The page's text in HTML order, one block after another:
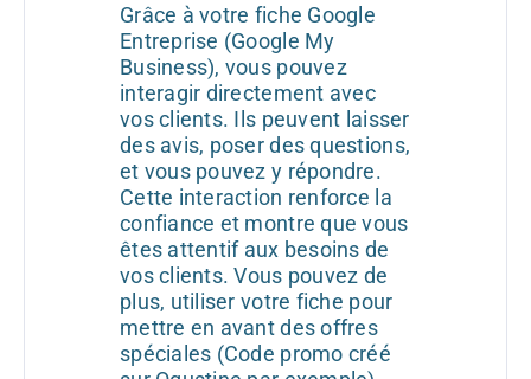
Grâce à votre fiche Google
Entreprise (Google My
Business), vous pouvez
interagir directement avec
vos clients. Ils peuvent laisser
des avis, poser des questions,
et vous pouvez y répondre.
Cette interaction renforce la
confiance et montre que vous
êtes attentif aux besoins de
vos clients. Vous pouvez de
plus, utiliser votre fiche pour
mettre en avant des offres
spéciales (Code promo créé